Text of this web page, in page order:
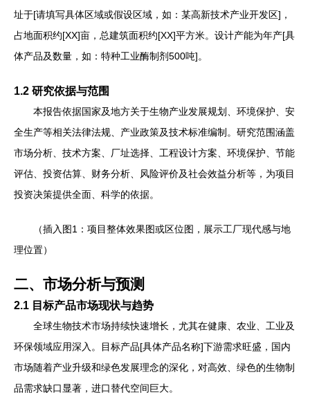
址于[请填写具体区域或假设区域，如：某高新技术产业开发区]，
占地面积约[XX]亩，总建筑面积约[XX]平方米。设计产能为年产[具
体产品及数量，如：特种工业酶制剂500吨]。
1.2 研究依据与范围
本报告依据国家及地方关于生物产业发展规划、环境保护、安
全生产等相关法律法规、产业政策及技术标准编制。研究范围涵盖
市场分析、技术方案、厂址选择、工程设计方案、环境保护、节能
评估、投资估算、财务分析、风险评价及社会效益分析等，为项目
投资决策提供全面、科学的依据。
（插入图1：项目整体效果图或区位图，展示工厂现代感与地
理位置）
二、市场分析与预测
2.1 目标产品市场现状与趋势
全球生物技术市场持续快速增长，尤其在健康、农业、工业及
环保领域应用深入。目标产品[具体产品名称]下游需求旺盛，国内
市场随着产业升级和绿色发展理念的深化，对高效、绿色的生物制
品需求缺口显著，进口替代空间巨大。